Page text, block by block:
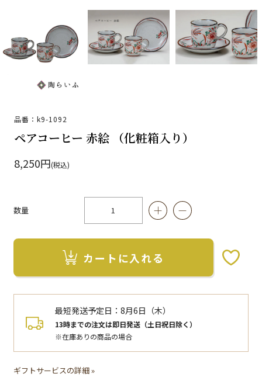
品番：k9-1092
ペアコーヒー 赤絵 （化粧箱入り）
8,250円(税込)
数量
カートに入れる
最短発送予定日：8月6日（木）
13時までの注文は即日発送（土日祝日除く）
※在庫ありの商品の場合
ギフトサービスの詳細 »